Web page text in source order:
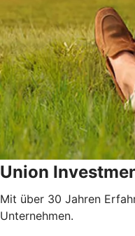
Union
Mit über 30 Jahren
Unternehmen.